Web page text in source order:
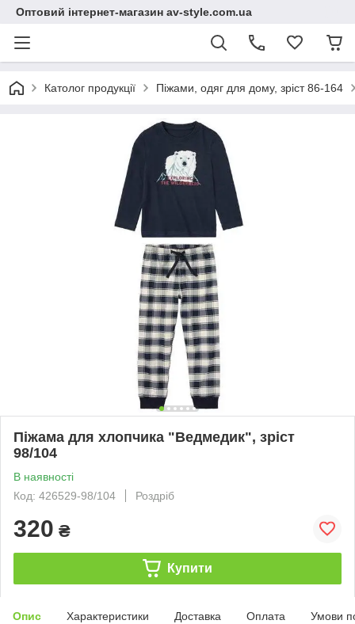
Оптовий інтернет-магазин av-style.com.ua
Католог продукції Піжами, одяг для дому, зріст 86-164
Піжама для хлопчика "Ведмедик", зріст
98/104
В наявності
Код: 426529-98/104
Роздріб
320 ₴
Купити
Опис Характеристики Доставка Оплата Умови